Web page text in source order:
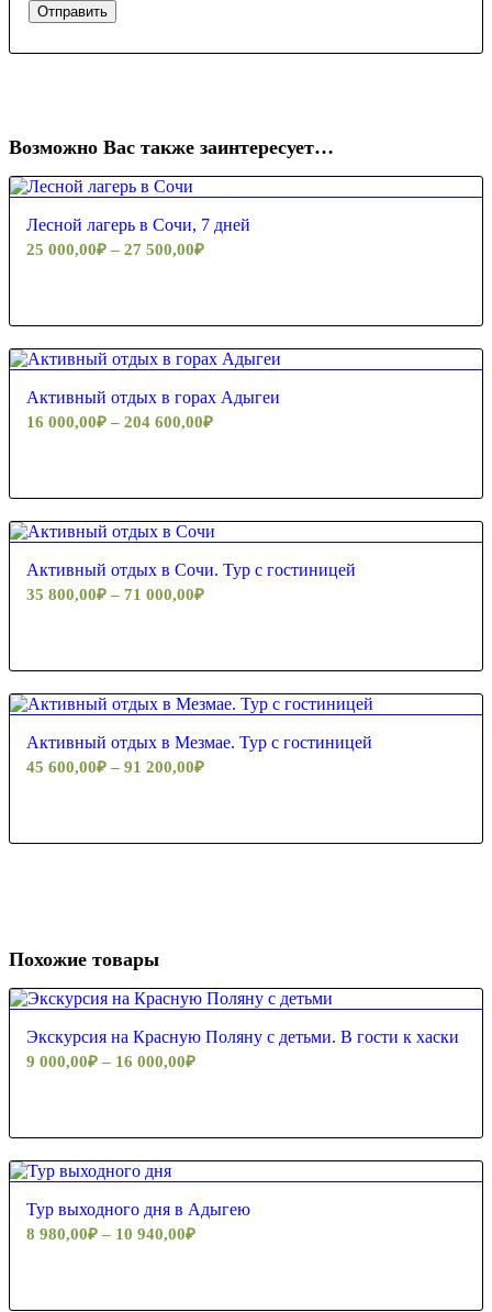
Возможно Вас также заинтересует…
Лесной лагерь в Сочи, 7 дней
25 000,00₽ – 27 500,00₽
5.00
Активный отдых в горах Адыгеи
16 000,00₽ – 204 600,00₽
5.00
Активный отдых в Сочи. Тур с гостиницей
35 800,00₽ – 71 000,00₽
5.00
Активный отдых в Мезмае. Тур с гостиницей
45 600,00₽ – 91 200,00₽
Похожие товары
5.00
Экскурсия на Красную Поляну с детьми. В гости к хаски
9 000,00₽ – 16 000,00₽
Тур выходного дня в Адыгею
8 980,00₽ – 10 940,00₽